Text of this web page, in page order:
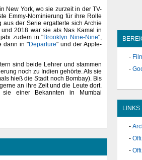
New York, wo sie zurzeit in der TV-
Emmy-Nominierung für ihre Rolle
der Serie ergatterte sich Archie
2018 war sie als Nas Kamal in
zudem in "Brooklyn Nine-Nine",
dann in "Departure" und der Apple-
sind beide Lehrer und stammen
noch zu Indien gehörte. Als sie
hieß die Stadt noch Bombay). Bis
an ihre Zeit und die Leute dort.
einer Bekannten in Mumbai
LINKS